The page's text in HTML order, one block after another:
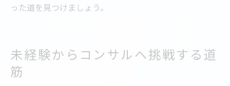
った道を見つけましょう。
未経験からコンサルへ挑戦する道
筋